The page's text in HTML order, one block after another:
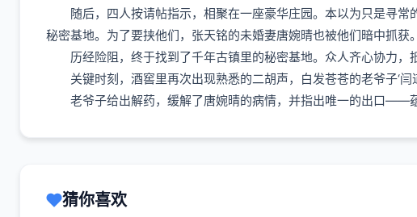
随后，四人按请帖指示，相聚在一座豪华庄园。本以为只是寻常
秘密基地。为了要挟他们，张天铭的未婚妻唐婉晴也被他们暗中抓获
历经险阻，终于找到了千年古镇里的秘密基地。众人齐心协力，
关键时刻，酒窖里再次出现熟悉的二胡声，白发苍苍的老爷子‘闫
老爷子给出解药，缓解了唐婉晴的病情，并指出唯一的出口——
猜你喜欢